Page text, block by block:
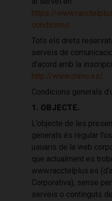
https://
condicions.
Tots els drets
serveis de
d’acord amb la
http://www.cnmc.es/.
Condicions generals
1. OBJECTE.
L’objecte de les
generals és regular
usuaris de la web
que actualment es
www.racctelplus.es
Corporativa), sense
serveis o continguts